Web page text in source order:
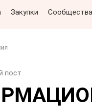
Закупки Сообщества
пост